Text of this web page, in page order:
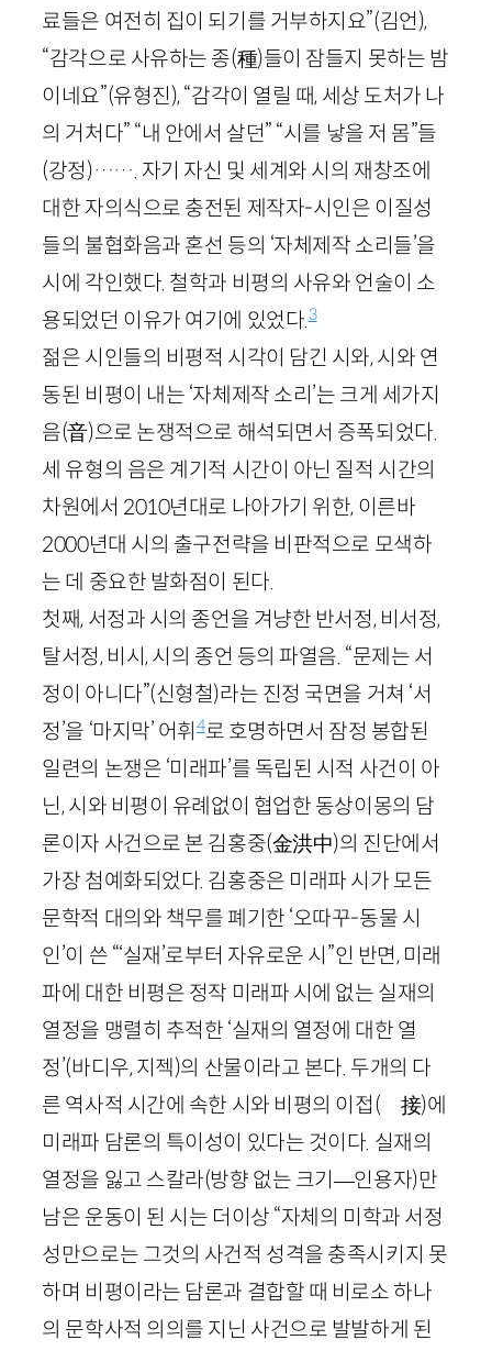
료들은 여전히 집이 되기를 거부하지요”(김언),
“감각으로 사유하는 종(種)들이 잠들지 못하는 밤
이네요”(유형진), “감각이 열릴 때, 세상 도처가 나
의 거처다” “내 안에서 살던” “시를 낳을 저 몸”들
(강정)……. 자기 자신 및 세계와 시의 재창조에
대한 자의식으로 충전된 제작자-시인은 이질성
들의 불협화음과 혼선 등의 ‘자체제작 소리들’을
시에 각인했다. 철학과 비평의 사유와 언술이 소
용되었던 이유가 여기에 있었다.3
젊은 시인들의 비평적 시각이 담긴 시와, 시와 연
동된 비평이 내는 ‘자체제작 소리’는 크게 세가지
음(音)으로 논쟁적으로 해석되면서 증폭되었다.
세 유형의 음은 계기적 시간이 아닌 질적 시간의
차원에서 2010년대로 나아가기 위한, 이른바
2000년대 시의 출구전략을 비판적으로 모색하
는 데 중요한 발화점이 된다.
첫째, 서정과 시의 종언을 겨냥한 반서정, 비서정,
탈서정, 비시, 시의 종언 등의 파열음. “문제는 서
정이 아니다”(신형철)라는 진정 국면을 거쳐 ‘서
정’을 ‘마지막’ 어휘 4로 호명하면서 잠정 봉합된
일련의 논쟁은 ‘미래파’를 독립된 시적 사건이 아
닌, 시와 비평이 유례없이 협업한 동상이몽의 담
론이자 사건으로 본 김홍중(金洪中)의 진단에서
가장 첨예화되었다. 김홍중은 미래파 시가 모든
문학적 대의와 책무를 폐기한 ‘오따꾸-동물 시
인’이 쓴 “‘실재’로부터 자유로운 시”인 반면, 미래
파에 대한 비평은 정작 미래파 시에 없는 실재의
열정을 맹렬히 추적한 ‘실재의 열정에 대한 열
정’(바디우, 지젝)의 산물이라고 본다. 두개의 다
른 역사적 시간에 속한 시와 비평의 이접(離接)에
미래파 담론의 특이성이 있다는 것이다. 실재의
열정을 잃고 스칼라(방향 없는 크기—인용자)만
남은 운동이 된 시는 더이상 “자체의 미학과 서정
성만으로는 그것의 사건적 성격을 충족시키지 못
하며 비평이라는 담론과 결합할 때 비로소 하나
의 문학사적 의의를 지닌 사건으로 발발하게 된